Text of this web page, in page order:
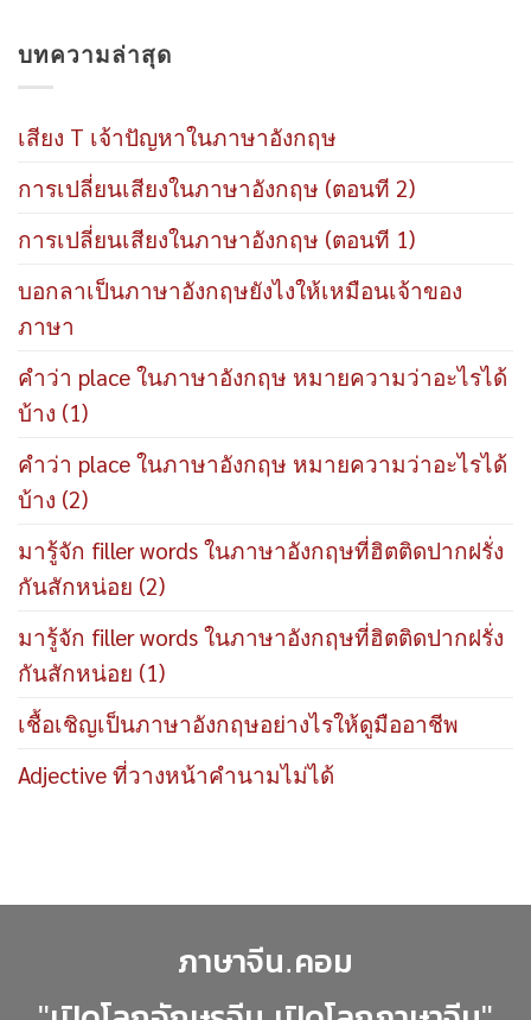
บทความล่าสุด
เสียง T เจ้าปัญหาในภาษาอังกฤษ
การเปลี่ยนเสียงในภาษาอังกฤษ (ตอนที 2)
การเปลี่ยนเสียงในภาษาอังกฤษ (ตอนที 1)
บอกลาเป็นภาษาอังกฤษยังไงให้เหมือนเจ้าของ
ภาษา
คำว่า place ในภาษาอังกฤษ หมายความว่าอะไรได้
บ้าง (1)
คำว่า place ในภาษาอังกฤษ หมายความว่าอะไรได้
บ้าง (2)
มารู้จัก filler words ในภาษาอังกฤษที่ฮิตติดปากฝรั่ง
กันสักหน่อย (2)
มารู้จัก filler words ในภาษาอังกฤษที่ฮิตติดปากฝรั่ง
กันสักหน่อย (1)
เชื้อเชิญเป็นภาษาอังกฤษอย่างไรให้ดูมืออาชีพ
Adjective ที่วางหน้าคำนามไม่ได้
ภาษาจีน.คอม